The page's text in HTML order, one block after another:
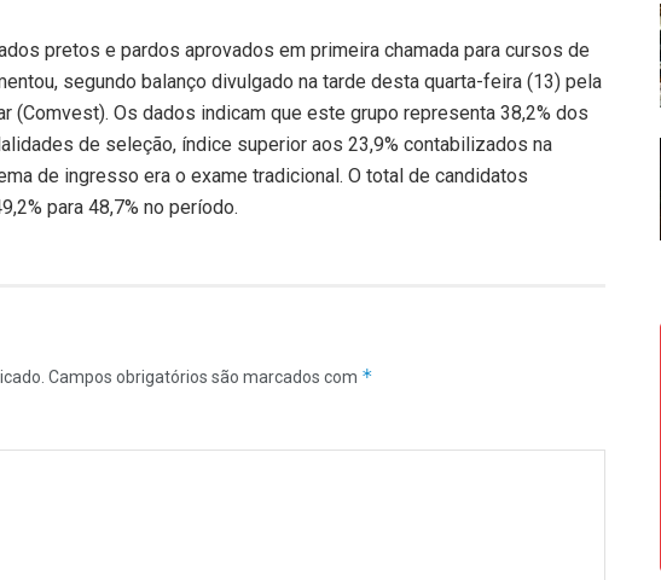
pretos e pardos aprovados em primeira chamada para cursos de
segundo balanço divulgado na tarde desta quarta-feira (13) pela
(Comvest). Os dados indicam que este grupo representa 38,2% dos
de seleção, índice superior aos 23,9% contabilizados na
de ingresso era o exame tradicional. O total de candidatos
para 48,7% no período.
Campos obrigatórios são marcados com *